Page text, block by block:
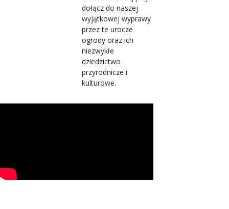
dołącz do naszej
wyjątkowej wyprawy
przez te urocze
ogrody oraz ich
niezwykłe
dziedzictwo
przyrodnicze i
kulturowe.